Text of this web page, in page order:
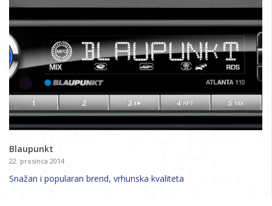
Blaupunkt
22. prosinca 2014
Snažan i popularan brend, vrhunska kvaliteta